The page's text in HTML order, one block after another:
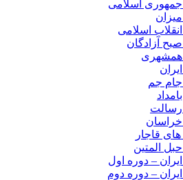
جمهوری اسلامی
اسلامی
آزادگان
همشهری
جام جم
رسالت
خراسان
قاجار
المتین
– دوره اول
– دوره دوم